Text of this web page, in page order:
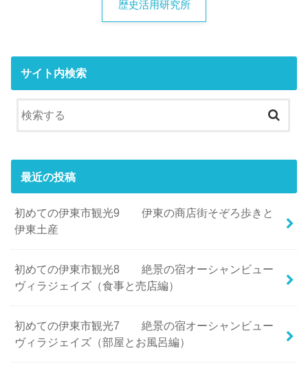
歴史活用研究所
サイト内検索
最近の投稿
初めての伊東市観光9 伊東の商店街そぞろ歩きと
伊東土産
初めての伊東市観光8 絶景の宿オーシャンビュー
ヴィラジェイズ（食事と売店編）
初めての伊東市観光7 絶景の宿オーシャンビュー
ヴィラジェイズ（部屋とお風呂編）